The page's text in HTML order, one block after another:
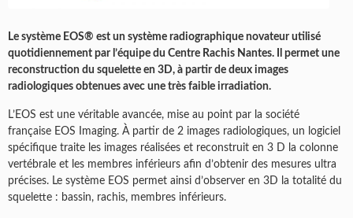
Le système EOS® est un système radiographique novateur utilisé
quotidiennement par l’équipe du Centre Rachis Nantes. Il permet une
reconstruction du squelette en 3D, à partir de deux images
radiologiques obtenues avec une très faible irradiation.
L’EOS est une véritable avancée, mise au point par la société
française EOS Imaging. À partir de 2 images radiologiques, un logiciel
spécifique traite les images réalisées et reconstruit en 3 D la colonne
vertébrale et les membres inférieurs afin d’obtenir des mesures ultra
précises. Le système EOS permet ainsi d’observer en 3D la totalité du
squelette : bassin, rachis, membres inférieurs.